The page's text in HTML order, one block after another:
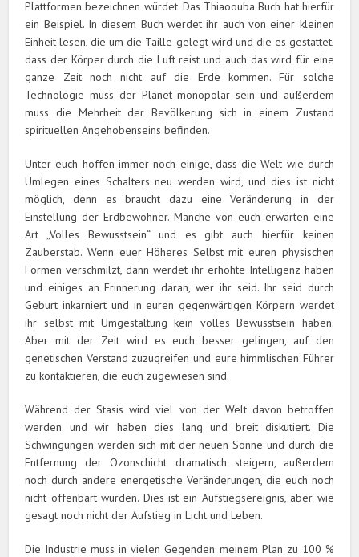
Plattformen bezeichnen würdet. Das Thiaoouba Buch hat hierfür
ein Beispiel. In diesem Buch werdet ihr auch von einer kleinen
Einheit lesen, die um die Taille gelegt wird und die es gestattet,
dass der Körper durch die Luft reist und auch das wird für eine
ganze Zeit noch nicht auf die Erde kommen. Für solche
Technologie muss der Planet monopolar sein und außerdem
muss die Mehrheit der Bevölkerung sich in einem Zustand
spirituellen Angehobenseins befinden.
Unter euch hoffen immer noch einige, dass die Welt wie durch
Umlegen eines Schalters neu werden wird, und dies ist nicht
möglich, denn es braucht dazu eine Veränderung in der
Einstellung der Erdbewohner. Manche von euch erwarten eine
Art „Volles Bewusstsein“ und es gibt auch hierfür keinen
Zauberstab. Wenn euer Höheres Selbst mit euren physischen
Formen verschmilzt, dann werdet ihr erhöhte Intelligenz haben
und einiges an Erinnerung daran, wer ihr seid. Ihr seid durch
Geburt inkarniert und in euren gegenwärtigen Körpern werdet
ihr selbst mit Umgestaltung kein volles Bewusstsein haben.
Aber mit der Zeit wird es euch besser gelingen, auf den
genetischen Verstand zuzugreifen und eure himmlischen Führer
zu kontaktieren, die euch zugewiesen sind.
Während der Stasis wird viel von der Welt davon betroffen
werden und wir haben dies lang und breit diskutiert. Die
Schwingungen werden sich mit der neuen Sonne und durch die
Entfernung der Ozonschicht dramatisch steigern, außerdem
noch durch andere energetische Veränderungen, die euch noch
nicht offenbart wurden. Dies ist ein Aufstiegsereignis, aber wie
gesagt noch nicht der Aufstieg in Licht und Leben.
Die Industrie muss in vielen Gegenden meinem Plan zu 100 %